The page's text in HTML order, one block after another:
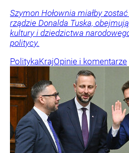
Szymon Hołownia miałby
rządzie Donalda Tuska,
kultury i dziedzictwa
politycy.
PolitykaKrajOpinie i komentarze